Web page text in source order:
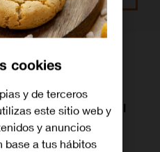
con
o la producción
en el entorno digital
ambientalque no
cookies
y de terceros
este sitio web y
y anuncios
base a tus hábitos